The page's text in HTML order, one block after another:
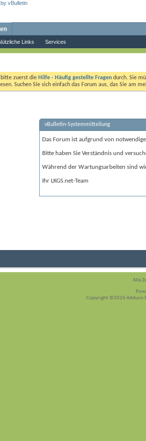
Links Services
zuerst die Hilfe - Häufig gestellte Fragen durch. Sie
Suchen Sie sich einfach das Forum aus, das Sie am
vBulletin-Systemmitteilung
Das Forum ist aufgrund von
Bitte haben Sie Verständnis und
Während der Wartungsarbeiten sind
Ihr LKGS.net-Team
Alle
Copyright ©2026 Adduco